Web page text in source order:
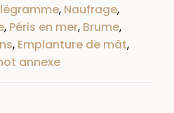
, Naufrage,
, Péris en mer, Brume,
, Emplanture de mât,
annexe